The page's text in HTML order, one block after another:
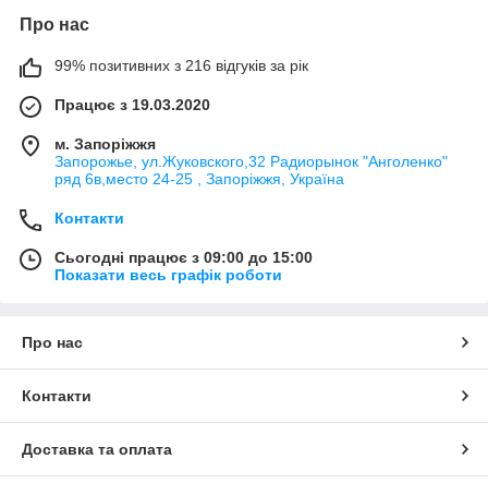
Про нас
99% позитивних з 216 відгуків за рік
Працює з 19.03.2020
м. Запоріжжя
Запорожье, ул.Жуковского,32 Радиорынок "Анголенко"
ряд 6в,место 24-25 , Запоріжжя, Україна
Контакти
Сьогодні працює з 09:00 до 15:00
Показати весь графік роботи
Про нас
Контакти
Доставка та оплата